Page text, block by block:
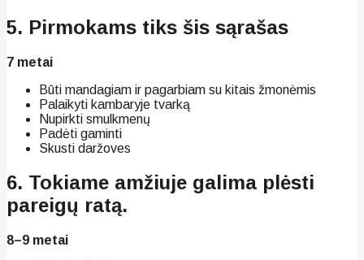
5. Pirmokams tiks šis sąrašas
7 metai
Būti mandagiam ir pagarbiam su kitais žmonėmis
Palaikyti kambaryje tvarką
Nupirkti smulkmenų
Padėti gaminti
Skusti daržoves
6. Tokiame amžiuje galima plėsti
pareigų ratą.
8–9 metai